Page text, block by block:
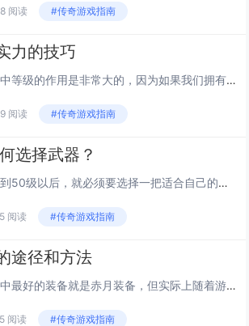
阅读 #传奇游戏指南
力的技巧
在新开传奇私服游戏中等级的作用是非常大的，因为如果我们拥有很好的技能，很高的等级，我们的战斗能力也会变得强大。战士这个职业就是一个典型的代表，对于等级的要求是非常高的，随着等级的提升，暂时这个职业的剑法也会变得越来越犀利，而且野蛮冲撞也能...
阅读 #传奇游戏指南
选择武器？
法师玩家把等级提升到50级以后，就必须要选择一把适合自己的武器，而在传奇中，50级的法师有两种武器可以选择，第一把武器是神佑权杖，还有一把武器是噬魂法杖。那么到底哪一把武器要更加适合法师玩家佩戴了？今天我们就来好好的分析一下。 首先我...
阅读 #传奇游戏指南
途径和方法
很多的玩家认为传奇中最好的装备就是赤月装备，但实际上随着游戏不断的演变和更新，一方面增加了一些新的地图，同时也增加了一些新的怪物和新的装备，毕竟老的装备大多数的玩家都已经拥有了，所以更新出一些新的装备也是为了让玩家有更多的追求。现在在赤月...
阅读 #传奇游戏指南